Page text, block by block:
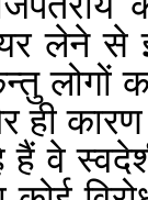
लेने से
लोगों
ही कारण
हैं वे